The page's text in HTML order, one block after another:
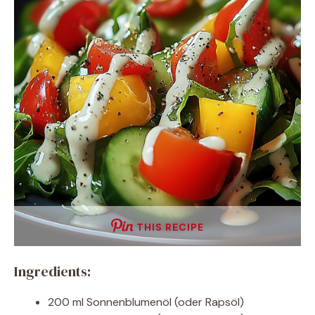
THIS RECIPE
Ingredients:
200 ml Sonnenblumenöl (oder Rapsöl)